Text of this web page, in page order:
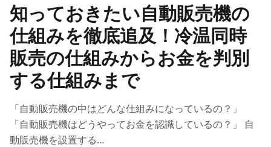
知っておきたい自動販売機の
仕組みを徹底追及！冷温同時
販売の仕組みからお金を判別
する仕組みまで
「自動販売機の中はどんな仕組みになっているの？」
「自動販売機はどうやってお金を認識しているの？」 自
動販売機を設置する…